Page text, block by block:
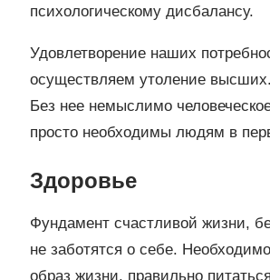
психологическому дисбалансу.
Удовлетворение наших
осуществляем утоление
Без нее немыслимо
просто необходимы людям в
Здоровье
Фундамент счастливой жизни,
не заботятся о себе.
образ жизни, правильно